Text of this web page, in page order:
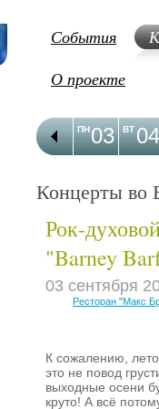
События
О проекте
03
ПН 04
ВТ
Концерты во
Рок-
"Barney
03 сентября
Ресторан "Макс
К сожалению,
это не повод
выходные осени
круто! А всё